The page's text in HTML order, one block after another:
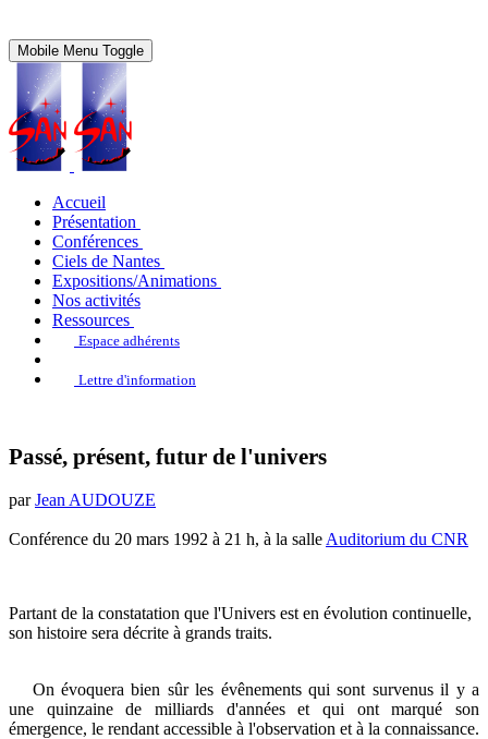
Mobile Menu Toggle
Accueil
Présentation
Conférences
Ciels de Nantes
Expositions/Animations
Nos activités
Ressources
Espace adhérents
Lettre d'information
Passé, présent, futur de l'univers
parJean AUDOUZE
Conférence du 20 mars 1992 à 21 h, à la salle Auditorium du CNR
Partant de la constatation que l'Univers est en évolution continuelle,
son histoire sera décrite à grands traits.
On évoquera bien sûr les évênements qui sont survenus il y a
une quinzaine de milliards d'années et qui ont marqué son
émergence, le rendant accessible à l'observation et à la connaissance.